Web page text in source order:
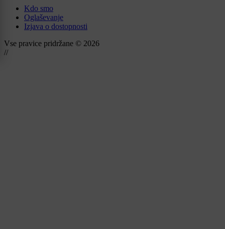
Kdo smo
Oglaševanje
Izjava o dostopnosti
Vse pravice pridržane © 2026
//